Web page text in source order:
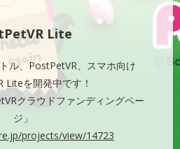
Lite
ル、PostPetVR、スマホ向け
Liteを開発中です！
クラウドファンディングペー
ジ」
projects/view/14723